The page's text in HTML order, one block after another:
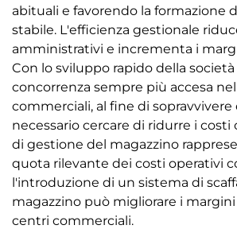
abituali e favorendo la formazione
stabile. L'efficienza gestionale
amministrativi e incrementa i
Con lo sviluppo rapido della
concorrenza sempre più accesa
commerciali, al fine di sopravvivere
necessario cercare di ridurre i costi
di gestione del magazzino
quota rilevante dei costi operativi
l'introduzione di un sistema di
magazzino può migliorare i
centri commerciali.